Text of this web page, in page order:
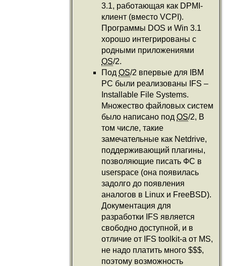
3.1, работающая как DPMI-
клиент (вместо VCPI).
Программы DOS и Win 3.1
хорошо интегрированы с
родными приложениями
OS/2.
Под OS/2 впервые для IBM
PC были реализованы IFS –
Installable File Systems.
Множество файловых систем
было написано под OS/2, В
том числе, такие
замечательные как Netdrive,
поддерживающий плагины,
позволяющие писать ФС в
userspace (она появилась
задолго до появления
аналогов в Linux и FreeBSD).
Документация для
разработки IFS является
свободно доступной, и в
отличие от IFS toolkit-а от MS,
не надо платить много $$$,
поэтому возможность